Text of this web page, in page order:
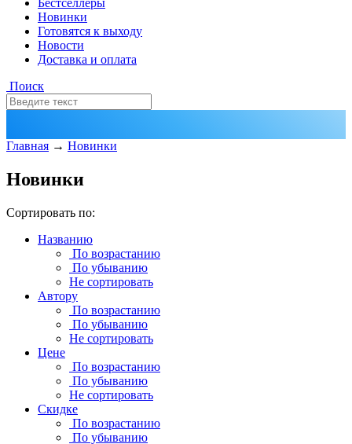
Бестселлеры
Новинки
Готовятся к выходу
Новости
Доставка и оплата
Поиск
Главная → Новинки
Новинки
Сортировать по:
Названию
По возрастанию
По убыванию
Не сортировать
Автору
По возрастанию
По убыванию
Не сортировать
Цене
По возрастанию
По убыванию
Не сортировать
Скидке
По возрастанию
По убыванию